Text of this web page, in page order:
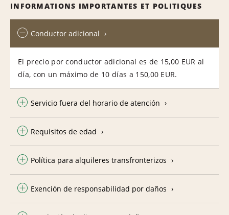
INFORMATIONS IMPORTANTES ET POLITIQUES
Conductor adicional
El precio por conductor adicional es de 15,00 EUR al
día, con un máximo de 10 días a 150,00 EUR.
Servicio fuera del horario de atención
Requisitos de edad
Política para alquileres transfronterizos
Exención de responsabilidad por daños